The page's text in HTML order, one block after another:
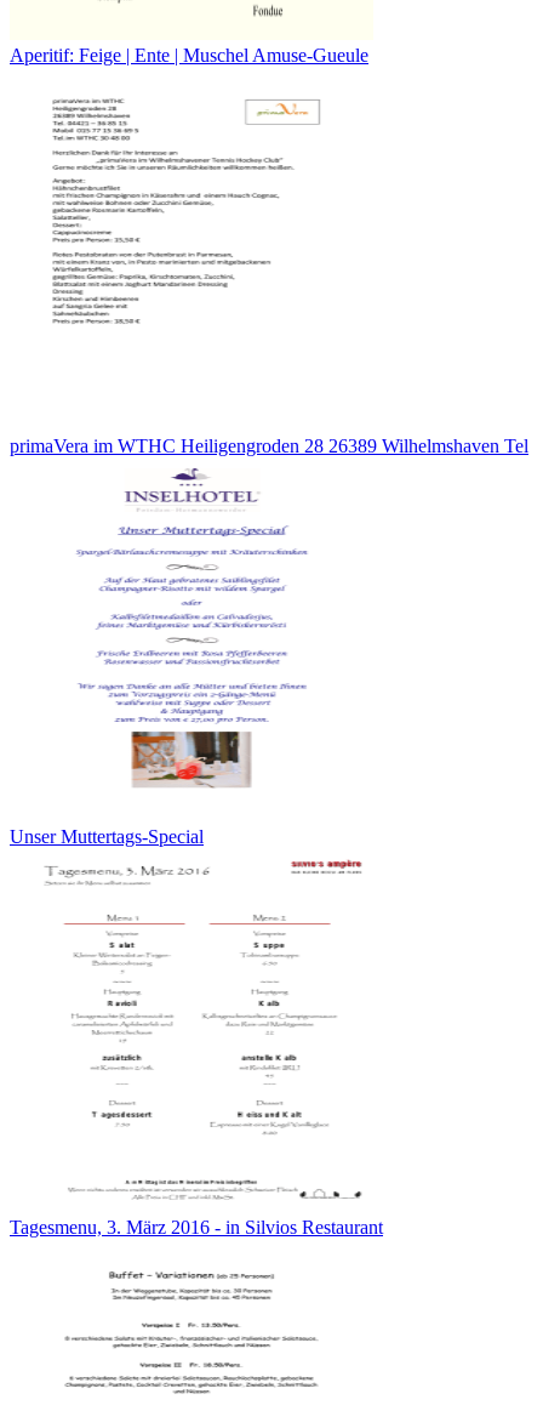
Aperitif: Feige | Ente | Muschel Amuse-Gueule
primaVera im WTHC Heiligengroden 28 26389 Wilhelmshaven Tel
Unser Muttertags-Special
Tagesmenu, 3. März 2016 - in Silvios Restaurant